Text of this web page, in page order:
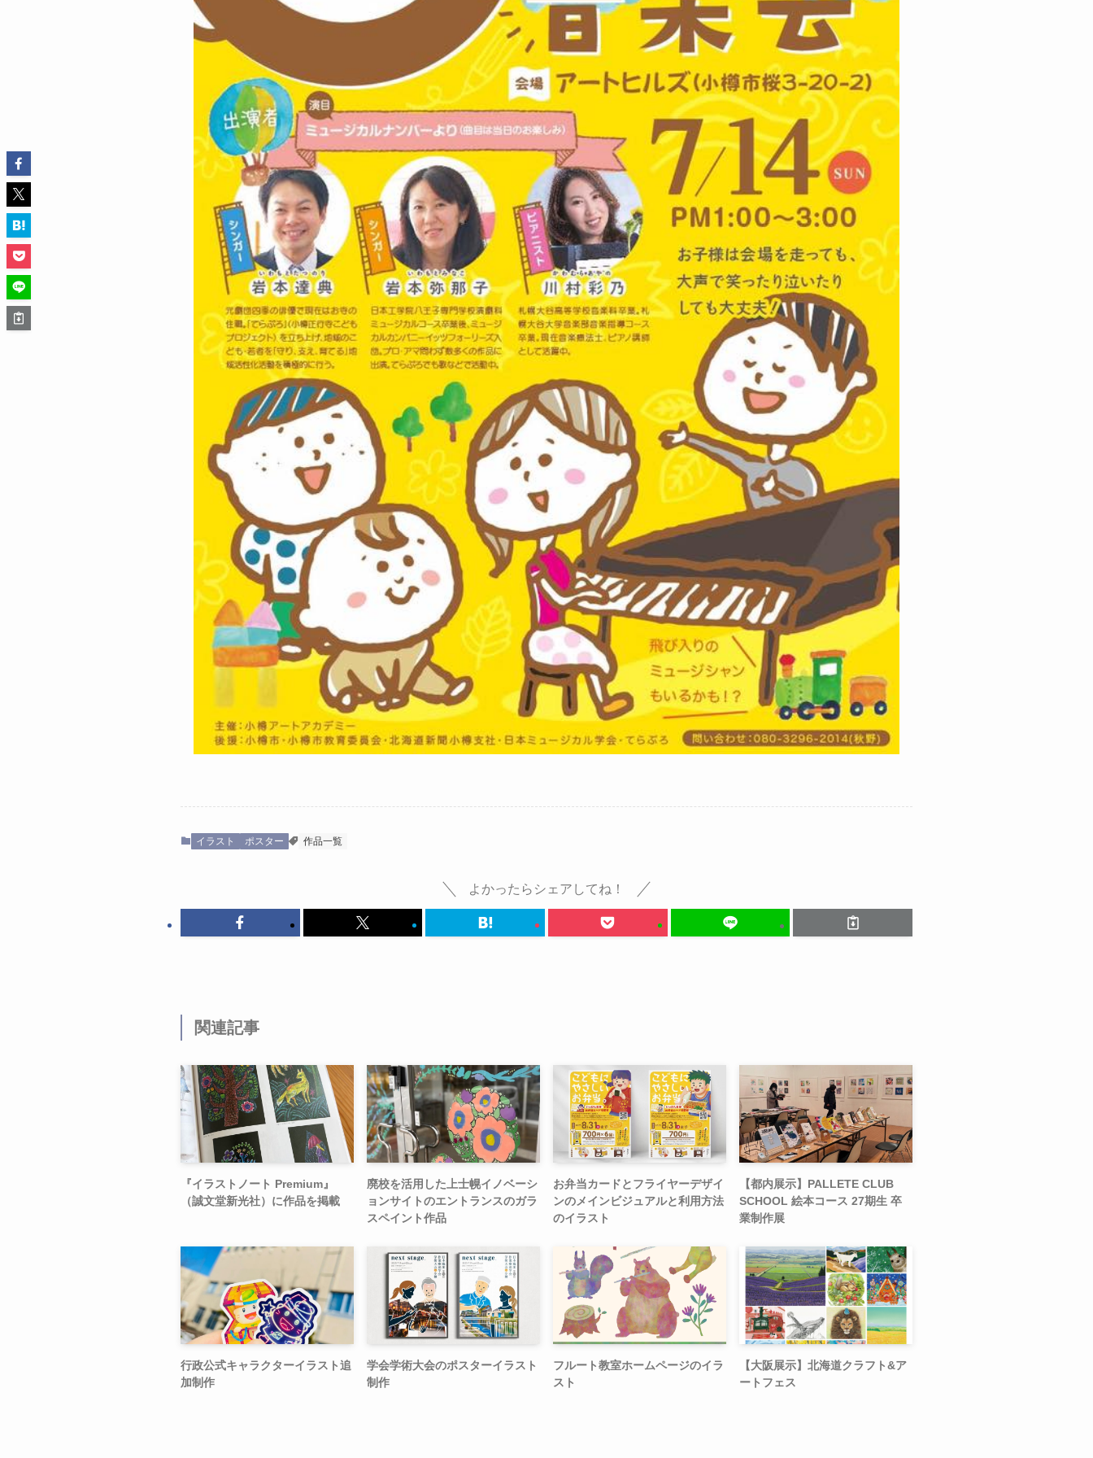
イラスト ポスター 作品一覧
よかったらシェアしてね！
関連記事
『イラストノート Premium』
（誠文堂新光社）に作品を掲載
廃校を活用した上士幌イノベーシ
ョンサイトのエントランスのガラ
スペイント作品
お弁当カードとフライヤーデザイ
ンのメインビジュアルと利用方法
のイラスト
【都内展示】PALLETE CLUB
SCHOOL 絵本コース 27期生 卒
業制作展
行政公式キャラクターイラスト追
加制作
学会学術大会のポスターイラスト
制作
フルート教室ホームページのイラ
スト
【大阪展示】北海道クラフト&ア
ートフェス